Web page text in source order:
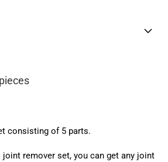
consisting of 5 parts.
remover set, you can get any joint